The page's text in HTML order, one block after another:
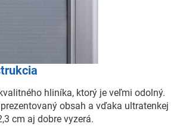
hliníka, ktorý je veľmi odolný.
obsah a vďaka ultratenkej
cm aj dobre vyzerá.